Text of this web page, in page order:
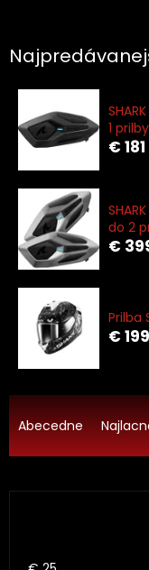
1 prilby
€ 181
do 2
€
Prilba
€ 199
R
a
d
e
Abecedne